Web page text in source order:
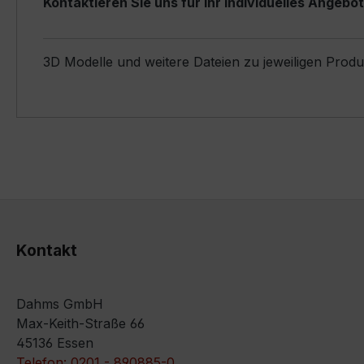
3D Modelle und weitere Dateien zu jeweiligen
Kontakt
Dahms GmbH
Max-Keith-Straße 66
45136 Essen